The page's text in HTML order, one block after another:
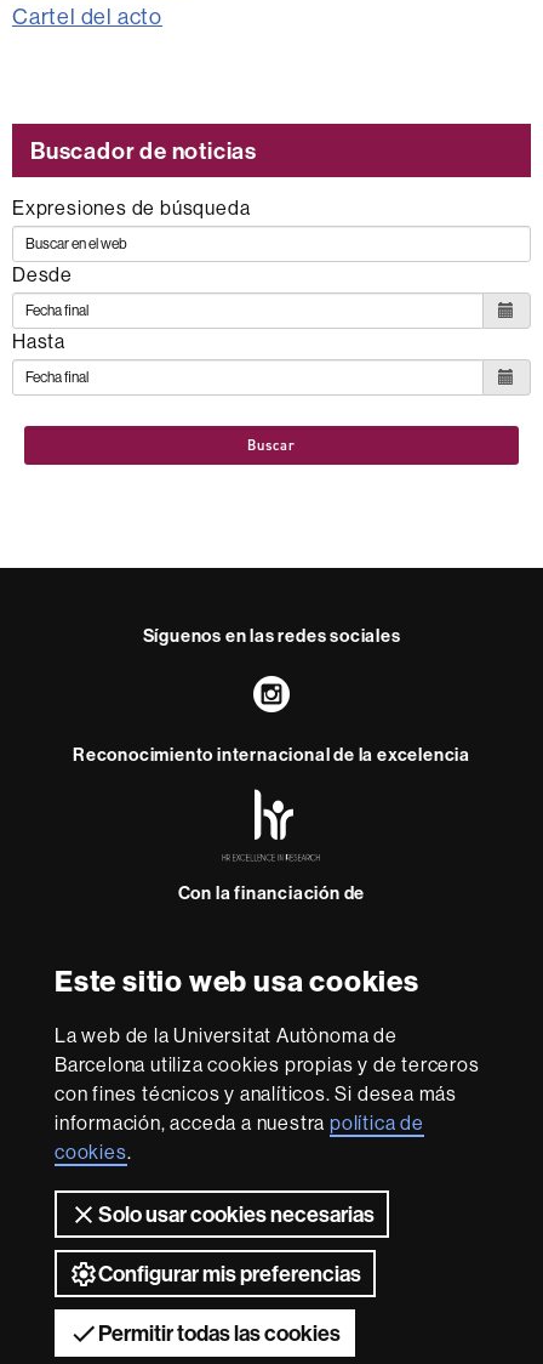
Este sitio web usa cookies
La web de la Universitat Autònoma de
Barcelona utiliza cookies propias y de terceros
con fines técnicos y analíticos. Si desea más
información, acceda a nuestrapolítica de
cookies.
Solo usar cookies necesarias
Configurar mis preferencias
Permitir todas las cookies
Cartel del acto
Buscador de noticias
Expresiones de búsqueda
Desde
Hasta
Buscar
Síguenos en las redes sociales
Instagram
Reconocimiento internacional de la excelencia
-
Con la financiación de
Sobre
esta
web Aviso legal Protección de datos Sobre el
web Accesibilidad web Mapa del web UAB
Somos una universidad líder que imparte una docencia
de calidad, diversificada, multidisciplinaria y flexible,
adecuada a las necesidades de la sociedad y adaptada a
los nuevos modelos de la Europa del conocimiento. La
UAB es reconocida internacionalmente por la calidad y el
carácter innovador de su investigación.
2026 Universitat Autònoma de Barcelona